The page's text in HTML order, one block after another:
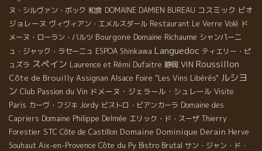
ヌ・シルヴァン・ボック 和食 DOMAINE DAMIEN BUREAU コスミック ビオ
ジョレーヌ ヴィヴィアン・エメルスダール Restaurant Le Verre Volé ド
メーヌ・ローラン・バルツ Bourgone Domaine Richaume シャンパーニ
ュ・ジャック・ラセーニュ ESPOA Shinkawa Languedoc ティエリー・ピ
ュズラ スペイン Laurence et Rémi Dufaitre 静岡 VIN Roussillon
Côte de Brouilly Assignan Alsace Foire "Les Vins Libérés" ルシヨ
ン Club Passion du Vin ドメーヌ・ジェラール・シュレール Visite
Paris カーヴ・フジキ Jordy ビストロ・ビアンカーラ Domaine des
Capriers Domaine Philippe Delmée エリック・ド・スーザ Thierry
Forestier STC Côte de Castillon Domaine Dominique Derain Herve
Souhaut Aix-en-Provence Côte du Py Bistro Brutal サン・ジャン・ド・